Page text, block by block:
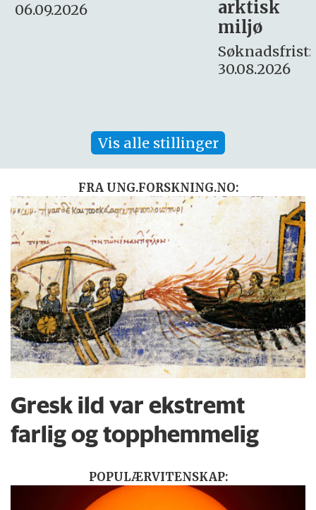
Søknadsfrist:
16. august.
Vis alle stillinger
FRA UNG.FORSKNING.NO:
Gresk ild var ekstremt
farlig og topphemmelig
POPULÆRVITENSKAP: